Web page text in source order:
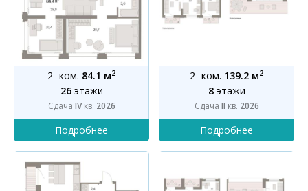
2 -ком. 84.1 м2
26этажи
Сдача IVкв. 2026
2 -ком. 139.2 м2
8этажи
Сдача II кв. 2026